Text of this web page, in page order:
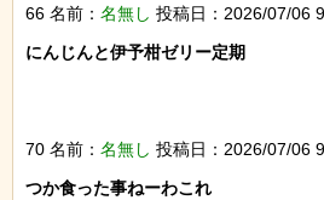
66 名前： 名無し 投稿日：2026/07/06
にんじんと伊予柑ゼリー定期
70 名前： 名無し 投稿日：2026/07/06
つか食った事ねーわこれ